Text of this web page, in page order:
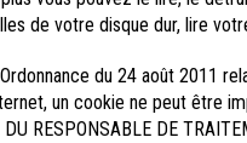
de votre disque dur, lire
du 24 août 2011
un cookie ne peut être
RESPONSABLE DE